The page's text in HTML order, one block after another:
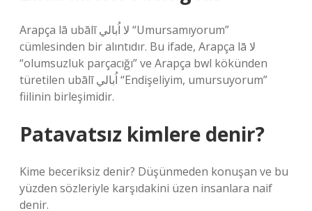
Arapça lā ubālī لا اُبالي “Umursamıyorum”
cümlesinden bir alıntıdır. Bu ifade, Arapça lā لا
“olumsuzluk parçacığı” ve Arapça bwl kökünden
türetilen ubālī اُبالي “Endişeliyim, umursuyorum”
fiilinin birleşimidir.
Patavatsız kimlere denir?
Kime beceriksiz denir? Düşünmeden konuşan ve bu
yüzden sözleriyle karşıdakini üzen insanlara naif
denir.